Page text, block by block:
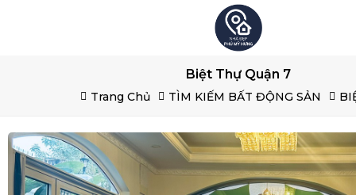
Biệt Thự Quận 7
Trang Chủ TÌM KIẾM BẤT ĐỘNG SẢN